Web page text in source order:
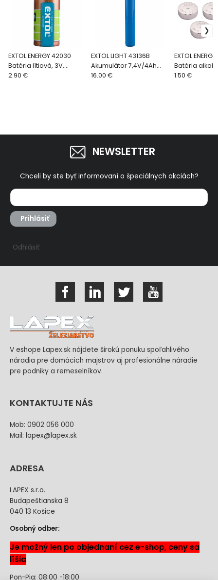
EXTOL ENERGY 42030
Batéria lítiová, 3V,
CR123A
2.90 €
EXTOL LIGHT 43136B
Akumulátor 7,4V/4Ah
pre 43136
16.00 €
EXTOL
Batéria
1,5V, typ LR44,
1.50 €
NEWSLETTER
Chceli by ste byť informovaní o špeciálnych akciách?
Prihlásiť
Odhlásiť
V eshope Lapex.sk nájdete širokú ponuku spoľahlivého
náradia pre domácich majstrov aj profesionálne náradie
pre podniky a remeselníkov.
KONTAKTUJTE NÁS
Mob: 0902 056 000
Mail: lapex@lapex.sk
ADRESA
LAPEX s.r.o.
Budapeštianska 8
040 13 Košice
Osobný odber:
Je možný len po objednaní cez e-shop, ceny sa
líšia
Pon-Pia: 08:00 -18:00